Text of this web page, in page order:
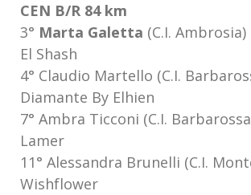
CEN B/R 84 km
3° Marta Galetta (C.I.
El Shash
4° Claudio Martello (C.I.
Diamante By Elhien
7° Ambra Ticconi (C.I.
Lamer
11° Alessandra Brunelli (C.I.
Wishflower